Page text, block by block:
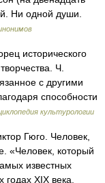
Ни одной души.
исторического
Ч.
с другими
способности
культурологии
Гюго. Человек,
«Человек, который
известных
XIX века.